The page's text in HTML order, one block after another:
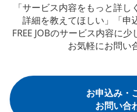
「サービス内容をもっと詳
詳細を教えてほしい」「申
FREE JOBのサービス内容に
お気軽にお問い
お申込み・
お問い合